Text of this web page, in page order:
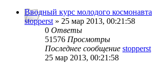
Вводный курс молодого космонавта
stopperst » 25 мар 2013, 00:21:58
0 Ответы
51576 Просмотры
Последнее сообщение stopperst
25 мар 2013, 00:21:58